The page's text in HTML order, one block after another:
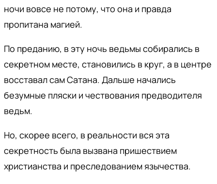
ночи вовсе не потому, что она и правда
пропитана магией.
По преданию, в эту ночь ведьмы собирались в
секретном месте, становились в круг, а в центре
восставал сам Сатана. Дальше начались
безумные пляски и чествования предводителя
ведьм.
Но, скорее всего, в реальности вся эта
секретность была вызвана пришествием
христианства и преследованием язычества.